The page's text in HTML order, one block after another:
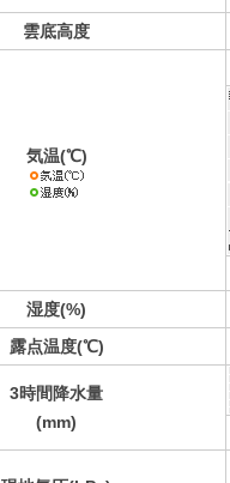
雲底高度
気温(℃)
湿度(%)
露点温度(℃)
3時間降水量
(mm)